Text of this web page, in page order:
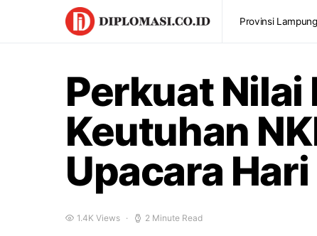
Provinsi Lampung
Perkuat Nilai
Keutuhan
Upacara
1.4K Views 2 Minute Read